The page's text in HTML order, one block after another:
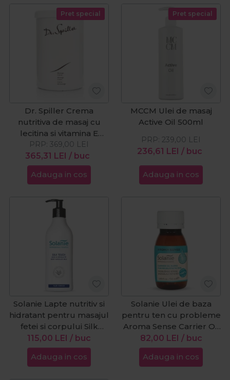
Pret special
Dr. Spiller Crema
nutritiva de masaj cu
lecitina si vitamina E
1000ml
365,31 LEI / buc
PRP: 369,00 LEI
Adauga in cos
Pret special
MCCM Ulei de masaj
Active Oil 500ml
236,61 LEI / buc
PRP: 239,00 LEI
Adauga in cos
Solanie Lapte nutritiv si
hidratant pentru masajul
fetei si corpului Silk
Louch 300ml
115,00 LEI / buc
Adauga in cos
Solanie Ulei de baza
pentru ten cu probleme
Aroma Sense Carrier Oil
Blend 50ml
82,00 LEI / buc
Adauga in cos